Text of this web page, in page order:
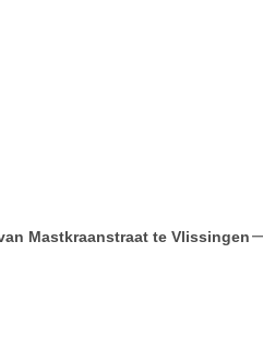
Mastkraanstraat te Vlissingen